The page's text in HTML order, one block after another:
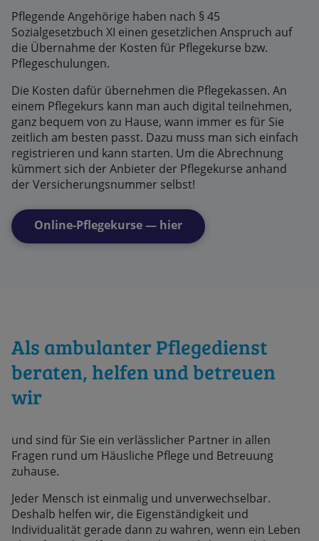
Pflegende Angehörige haben nach § 45
Sozialgesetzbuch XI einen gesetzlichen Anspruch auf
die Übernahme der Kosten für Pflegekurse bzw.
Pflegeschulungen.
Die Kosten dafür übernehmen die Pflegekassen. An
einem Pflegekurs kann man auch digital teilnehmen,
ganz bequem von zu Hause, wann immer es für Sie
zeitlich am besten passt. Dazu muss man sich einfach
registrieren und kann starten. Um die Abrechnung
kümmert sich der Anbieter der Pflegekurse anhand
der Versicherungsnummer selbst!
Online-Pflegekurse — hier
Als ambulanter Pflegedienst
beraten, helfen und betreuen
wir
und sind für Sie ein verlässlicher Partner in allen
Fragen rund um Häusliche Pflege und Betreuung
zuhause.
Jeder Mensch ist einmalig und unverwechselbar.
Deshalb helfen wir, die Eigenständigkeit und
Individualität gerade dann zu wahren, wenn ein Leben